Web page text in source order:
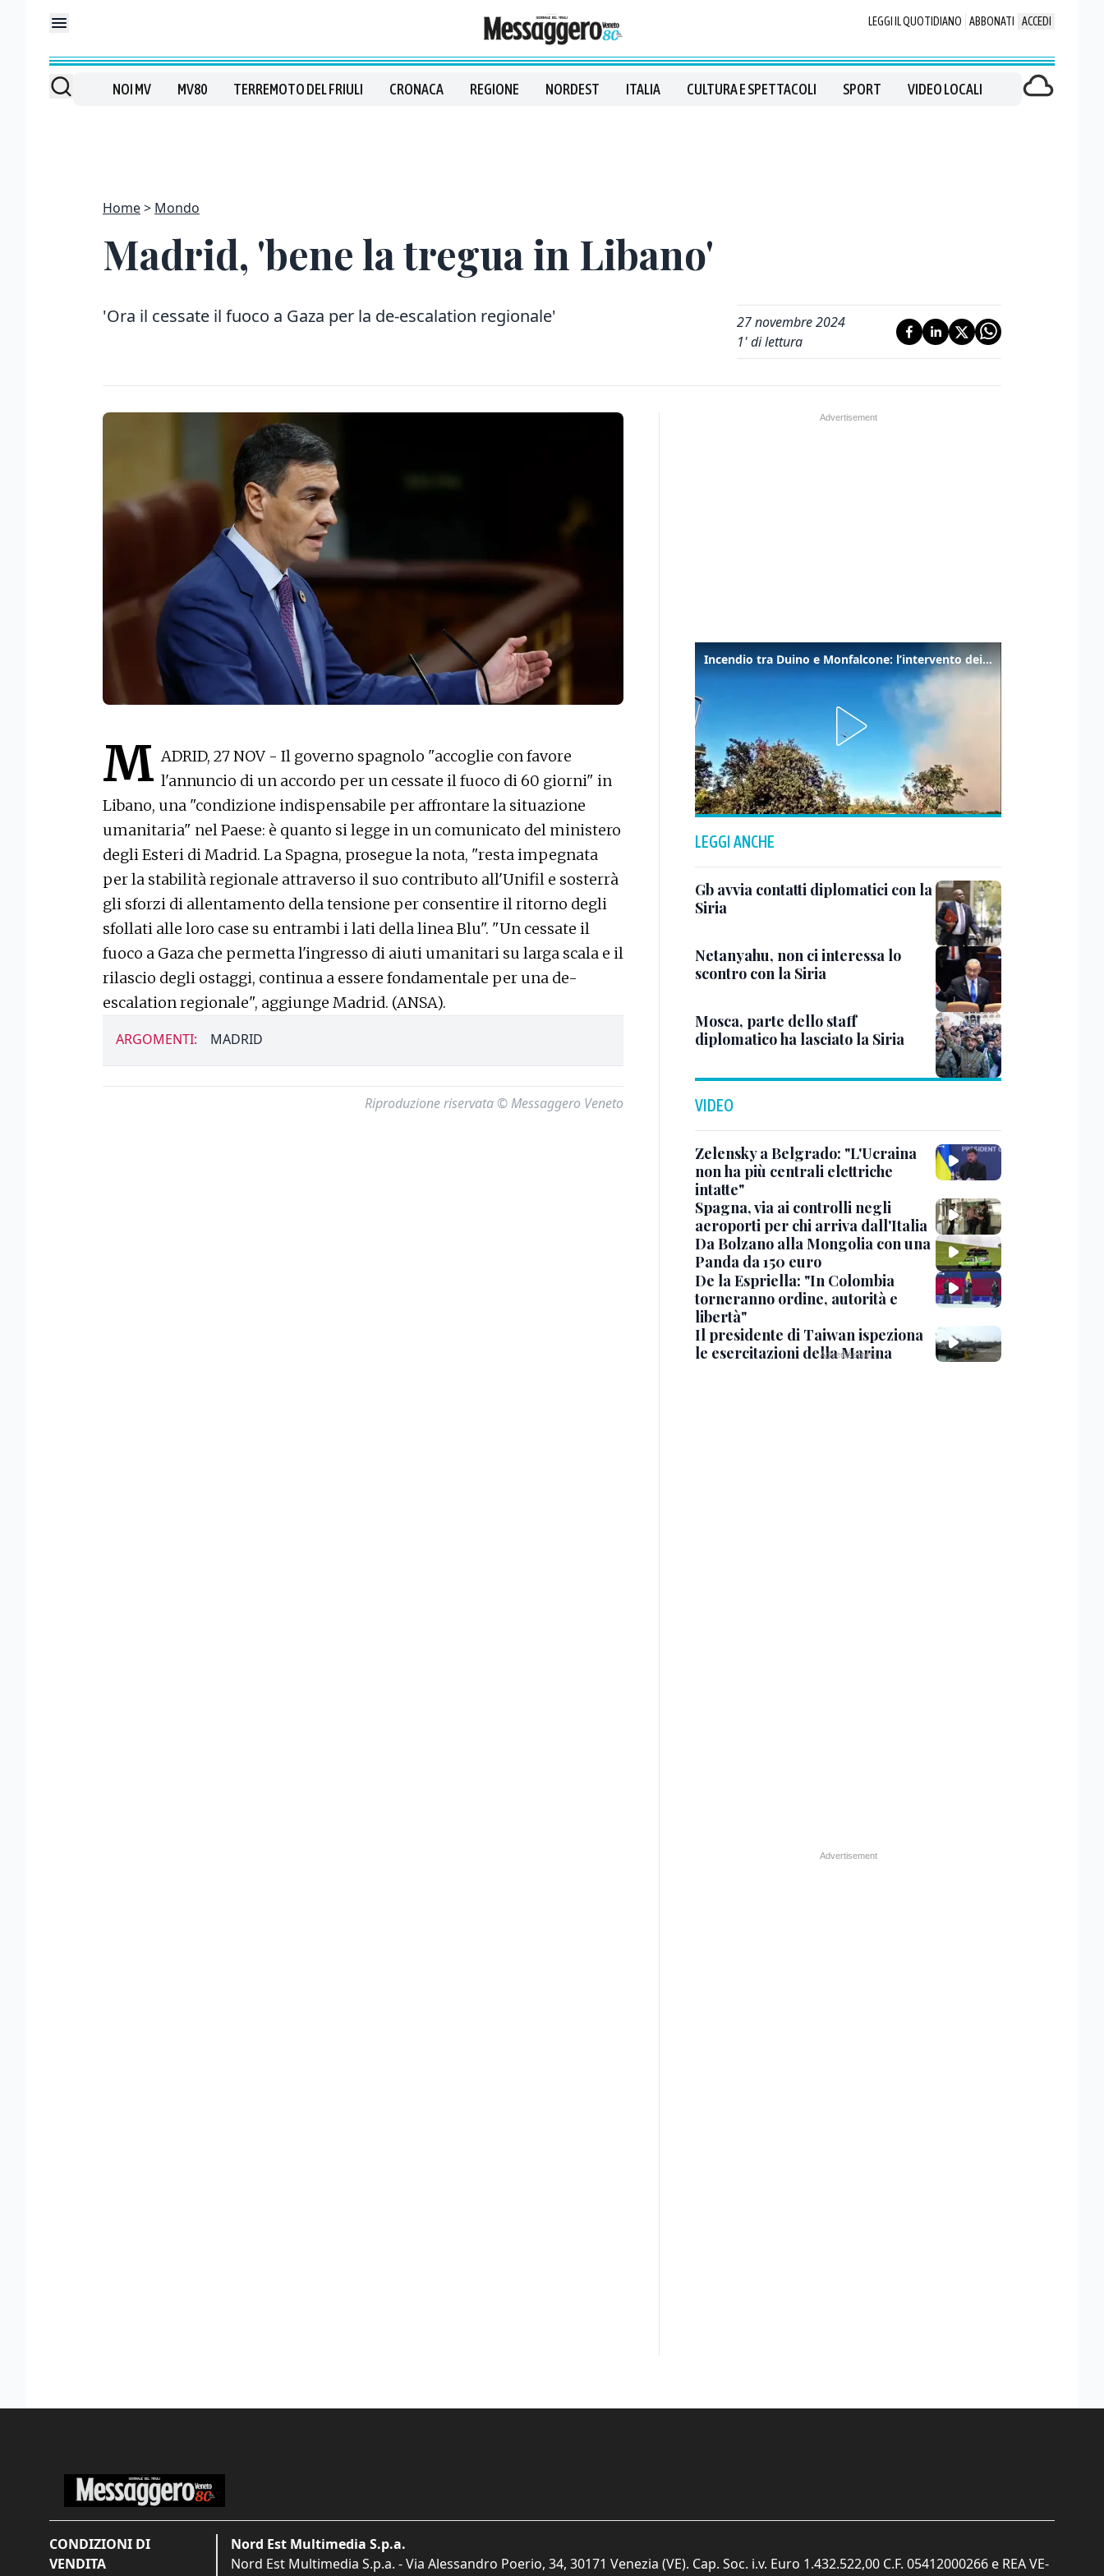
LEGGI IL QUOTIDIANO ABBONATI ACCEDI
NOI MV MV80 TERREMOTO DEL FRIULI CRONACA REGIONE NORDEST ITALIA CULTURA E SPETTACOLI SPORT VIDEO LOCALI
Home Mondo
Madrid, 'bene la tregua in Libano'
'Ora il cessate il fuoco a Gaza per la de-escalation regionale'
27 novembre 2024
1' di lettura
M ADRID, 27 NOV - Il governo spagnolo "accoglie con favore
l'annuncio di un accordo per un cessate il fuoco di 60 giorni" in
Libano, una "condizione indispensabile per affrontare la situazione
umanitaria" nel Paese: è quanto si legge in un comunicato del ministero
degli Esteri di Madrid. La Spagna, prosegue la nota, "resta impegnata
per la stabilità regionale attraverso il suo contributo all'Unifil e sosterrà
gli sforzi di allentamento della tensione per consentire il ritorno degli
sfollati alle loro case su entrambi i lati della linea Blu". "Un cessate il
fuoco a Gaza che permetta l'ingresso di aiuti umanitari su larga scala e il
rilascio degli ostaggi, continua a essere fondamentale per una de-
escalation regionale", aggiunge Madrid. (ANSA).
ARGOMENTI: MADRID
Riproduzione riservata © Messaggero Veneto
Incendio tra Duino e Monfalcone: l’intervento dei vigili del fuoco
LEGGI ANCHE
Gb avvia contatti diplomatici con la
Siria
Netanyahu, non ci interessa lo
scontro con la Siria
Mosca, parte dello staff
diplomatico ha lasciato la Siria
VIDEO
Zelensky a Belgrado: "L'Ucraina
non ha più centrali elettriche
intatte"
Spagna, via ai controlli negli
aeroporti per chi arriva dall'Italia
Da Bolzano alla Mongolia con una
Panda da 150 euro
De la Espriella: "In Colombia
torneranno ordine, autorità e
libertà"
Il presidente di Taiwan ispeziona
le esercitazioni della Marina
CONDIZIONI DI
VENDITA
Nord Est Multimedia S.p.a.
Nord Est Multimedia S.p.a. - Via Alessandro Poerio, 34, 30171 Venezia (VE). Cap. Soc. i.v. Euro 1.432.522,00 C.F. 05412000266 e REA VE-